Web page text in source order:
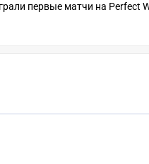
первые матчи на Perfect